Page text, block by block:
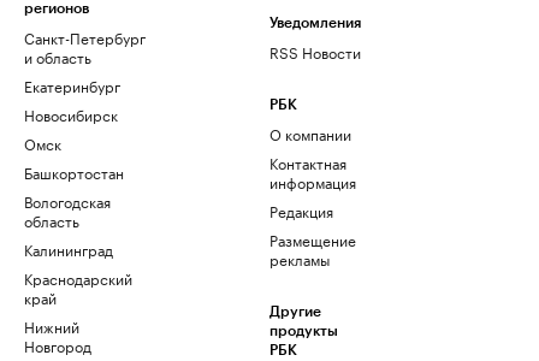
регионов
Санкт-Петербург
и область
Екатеринбург
Новосибирск
Омск
Башкортостан
Вологодская
область
Калининград
Краснодарский
край
Нижний
Новгород
Уведомления
RSS Новости
РБК
О компании
Контактная
информация
Редакция
Размещение
рекламы
Другие
продукты
РБК